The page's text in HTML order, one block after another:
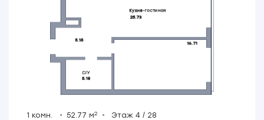
1 комн. 52.77 м2 Этаж 4 / 28